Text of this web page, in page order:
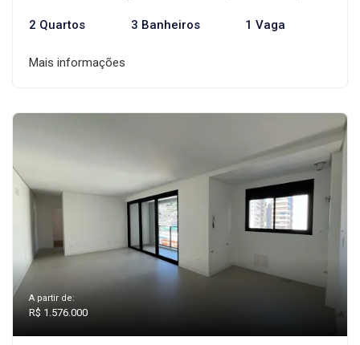
2 Quartos 3 Banheiros 1 Vaga
Mais informações
A partir de:
R$ 1.576.000